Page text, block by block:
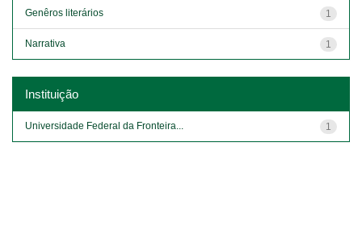
1
Genêros literários
1
Narrativa
Instituição
1
Universidade Federal da Fronteira...